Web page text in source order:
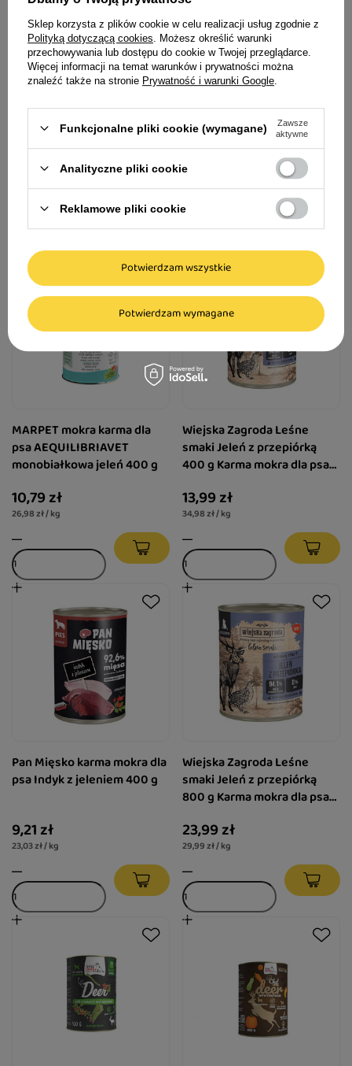
Dog Mokra karma dla psa
Dzik Królik Jeleń 800 g
17,99 zł
psa Karma mokra
uzupełniająca PEPE Deer
(jeleń) 200 g
15,99 zł
MARPET mokra karma dla
psa AEQUILIBRIAVET
monobiałkowa jeleń 400 g
10,79 zł
26,98 zł / kg
Wiejska Zagroda Leśne
smaki Jeleń z przepiórką
400 g Karma mokra dla psa
13,99 zł
34,98 zł / kg
Pan Mięsko karma mokra dla
psa Indyk z jeleniem 400 g
9,21 zł
23,03 zł / kg
Wiejska Zagroda Leśne
smaki Jeleń z przepiórką
800 g Karma mokra dla psa
23,99 zł
29,99 zł / kg
Sklep korzysta z plików cookie w celu realizacji usług zgodnie z
Polityką dotyczącą cookies . Możesz określić warunki
przechowywania lub dostępu do cookie w Twojej przeglądarce.
Więcej informacji na temat warunków i prywatności można
znaleźć także na stronie Prywatność i warunki Google
Funkcjonalne pliki cookie (wymagane)
Zawsze
aktywne
Analityczne pliki cookie
Reklamowe pliki cookie
Potwierdzam wymagane
Potwierdzam wszystkie